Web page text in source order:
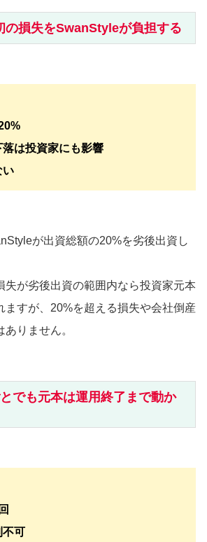
の損失をSwanStyleが負担する
落は投資家にも影響
い
が出資総額の20%を劣後出資し
失が劣後出資の範囲内なら投資家元本
ますが、20%を超える損失や会社倒産
りません。
でも元本は運用終了まで動か
不可